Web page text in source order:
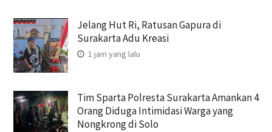
Jelang Hut Ri, Ratusan Gapura di
Surakarta Adu Kreasi
1 jam yang lalu
Tim Sparta Polresta Surakarta Amankan 4
Orang Diduga Intimidasi Warga yang
Nongkrong di Solo